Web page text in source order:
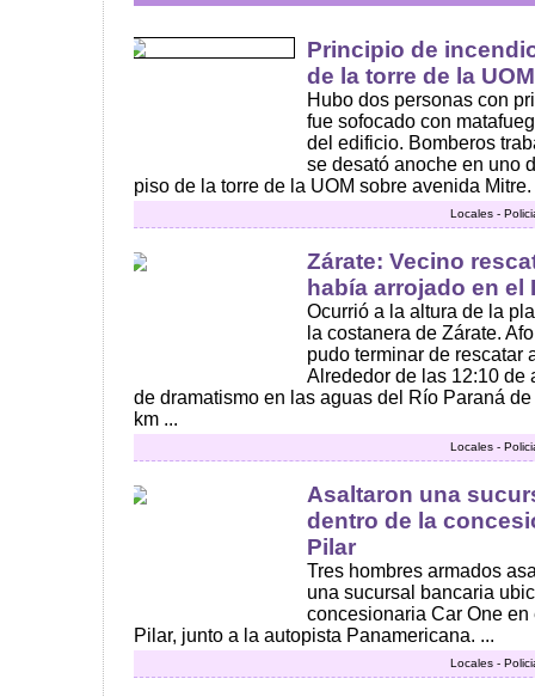
Principio de
de la torre de la
Hubo dos personas con
fue sofocado con
del edificio. Bomberos
se desató anoche en uno
piso de la torre de la UOM sobre avenida
Locales -
Zárate: Vecino
había arrojado en el
Ocurrió a la altura de la
la costanera de Zárate.
pudo terminar de rescatar
Alrededor de las 12:10 de
de dramatismo en las aguas del Río Paraná
km ...
Locales -
Asaltaron una
dentro de la
Pilar
Tres hombres armados
una sucursal bancaria
concesionaria Car One
Pilar, junto a la autopista Panamericana. ...
Locales -